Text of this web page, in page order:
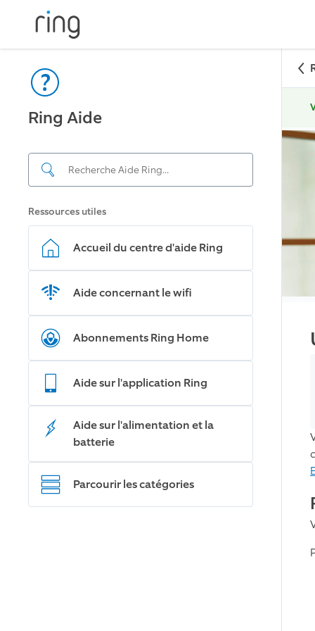
Ring Aide
Ressources utiles
Accueil du centre d'aide Ring
Aide concernant le wifi
Abonnements Ring Home
Aide sur l'application Ring
Aide sur l'alimentation et la
batterie
Parcourir les catégories